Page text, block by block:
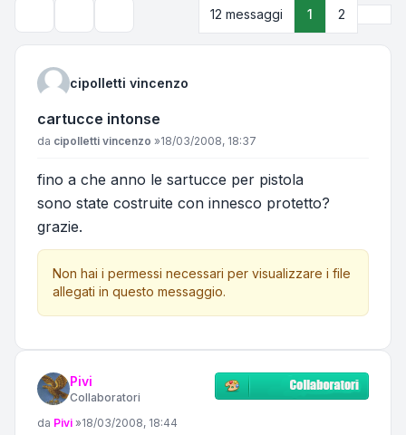
12 messaggi 1 2
cipolletti vincenzo
cartucce intonse
Messaggio
da cipolletti vincenzo »18/03/2008, 18:37
fino a che anno le sartucce per pistola
sono state costruite con innesco protetto?
grazie.
Non hai i permessi necessari per visualizzare i file
allegati in questo messaggio.
Pivi
Collaboratori
Messaggio
da Pivi »18/03/2008, 18:44